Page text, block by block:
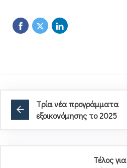
Tρία νέα προγράμματα
εξοικονόμησης το 2025
Τέλος